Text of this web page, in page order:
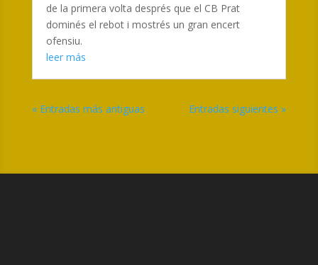
de la primera volta després que el CB Prat
dominés el rebot i mostrés un gran encert
ofensiu.
leer más
« Entradas más antiguas Entradas siguientes »